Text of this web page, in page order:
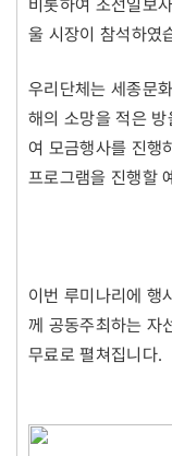
비롯하여 조선일보
울 시장이 참석하였
우리단체는 세종문
해의 소망을 적은
여 모금행사를 진행
프로그램을 진행할
이번 루미나리에 행
께 공동주최하는 자
무료로 펼쳐집니다.